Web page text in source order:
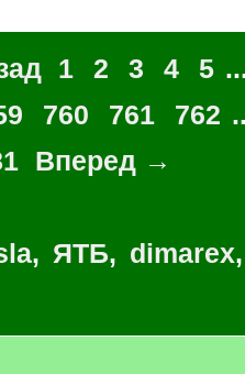
1 2 3 4 5
760 761 762
Вперед →
, ЯТБ, dimarex